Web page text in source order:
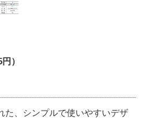
）
た、シンプルで使いやすいデザ